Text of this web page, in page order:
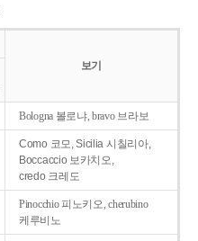
보기
Bologna 볼로냐, bravo 브라보
Como 코모, Sicilia 시칠리아,
Boccaccio 보카치오,
credo 크레도
Pinocchio 피노키오, cherubino
케루비노